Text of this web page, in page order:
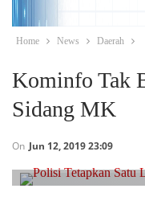
Home News Daerah
Kominfo Tak
Sidang MK
On Jun 12, 2019 23:09